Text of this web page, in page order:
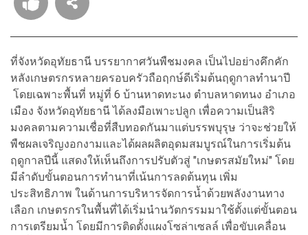
ที่จังหวัดอุทัยธานี บรรยากาศวันพืชมงคล เป็นไปอย่างคึกคัก
หลังเกษตรกรหลายครอบครัวถือฤกษ์ดีเริ่มต้นฤดูกาลทำนาปี
โดยเฉพาะพื้นที่ หมู่ที่ 6 บ้านหาดทะนง ตำบลหาดทนง อำเภอ
เมือง จังหวัดอุทัยธานี ได้ลงมือเพาะปลูก เพื่อความเป็นสิริ
มงคลตามความเชื่อที่สืบทอดกันมาแต่บรรพบุรุษ ว่าจะช่วยให้
พืชผลเจริญงอกงามและได้ผลผลิตอุดมสมบูรณ์ในการเริ่มต้น
ฤดูกาลปีนี้ แสดงให้เห็นถึงการปรับตัวสู่ "เกษตรสมัยใหม่" โดย
มีลำดับขั้นตอนการทำนาที่เน้นการลดต้นทุน เพิ่ม
ประสิทธิภาพ ในด้านการบริหารจัดการน้ำด้วยพลังงานทาง
เลือก เกษตรกรในพื้นที่ได้เริ่มนำนวัตกรรมมาใช้ตั้งแต่ขั้นตอน
การเตรียมน้ำ โดยมีการติดตั้งแผงโซล่าเซลล์ เพื่อขับเคลื่อน